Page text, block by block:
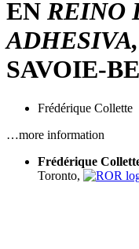
EN REINO
ADHESIVA,
SAVOIE-
Frédérique Collette
…more information
Frédérique
Toronto,